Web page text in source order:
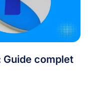
Guide complet